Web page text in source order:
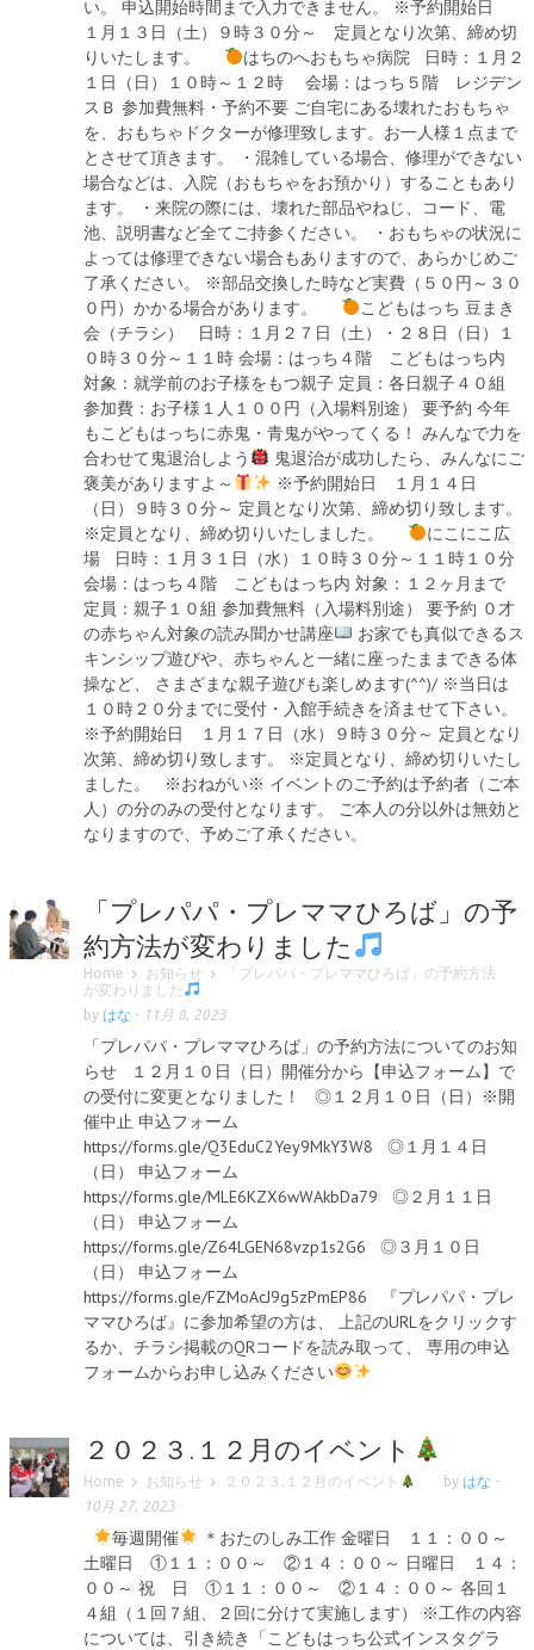
い。 申込開始時間まで入力できません。 ※予約開始日
１月１３日（土）９時３０分～ 定員となり次第、締め切
りいたします。
はちのへおもちゃ病院 日時：１月２
１日（日）１０時～１２時 会場：はっち５階 レジデン
スＢ 参加費無料・予約不要 ご自宅にある壊れたおもちゃ
を、おもちゃドクターが修理致します。お一人様１点まで
とさせて頂きます。 ・混雑している場合、修理ができない
場合などは、入院（おもちゃをお預かり）することもあり
ます。 ・来院の際には、壊れた部品やねじ、コード、電
池、説明書など全てご持参ください。 ・おもちゃの状況に
よっては修理できない場合もありますので、あらかじめご
了承ください。 ※部品交換した時など実費（５０円～３０
０円）かかる場合があります。
こどもはっち 豆まき
会（チラシ） 日時：１月２７日（土）・２８日（日）１
０時３０分～１１時 会場：はっち４階 こどもはっち内
対象：就学前のお子様をもつ親子 定員：各日親子４０組
参加費：お子様１人１００円（入場料別途） 要予約 今年
もこどもはっちに赤鬼・青鬼がやってくる！ みんなで力を
合わせて鬼退治しよう
鬼退治が成功したら、みんなにご
褒美がありますよ～
※予約開始日 １月１４日
（日）９時３０分～ 定員となり次第、締め切り致します。
※定員となり、締め切りいたしました。
にこにこ広
場 日時：１月３１日（水）１０時３０分～１１時１０分
会場：はっち４階 こどもはっち内 対象：１２ヶ月まで
定員：親子１０組 参加費無料（入場料別途） 要予約 ０才
の赤ちゃん対象の読み聞かせ講座
お家でも真似できるス
キンシップ遊びや、赤ちゃんと一緒に座ったままできる体
操など、 さまざまな親子遊びも楽しめます(^^)/ ※当日は
１０時２０分までに受付・入館手続きを済ませて下さい。
※予約開始日 １月１７日（水）９時３０分～ 定員となり
次第、締め切り致します。 ※定員となり、締め切りいたし
ました。 ※おねがい※ イベントのご予約は予約者（ご本
人）の分のみの受付となります。 ご本人の分以外は無効と
なりますので、予めご了承ください。
「プレパパ・プレママひろば」の予
約方法が変わりました
Home お知らせ
「プレパパ・プレママひろば」の予約方法
が変わりました
by はな - 11月 8, 2023
「プレパパ・プレママひろば」の予約方法についてのお知
らせ １２月１０日（日）開催分から【申込フォーム】で
の受付に変更となりました！ ◎１２月１０日（日）※開
催中止 申込フォーム
https://forms.gle/Q3EduC2Yey9MkY3W8 ◎１月１４日
（日） 申込フォーム
https://forms.gle/MLE6KZX6wWAkbDa79 ◎２月１１日
（日） 申込フォーム
https://forms.gle/Z64LGEN68vzp1s2G6 ◎３月１０日
（日） 申込フォーム
https://forms.gle/FZMoAcJ9g5zPmEP86 『プレパパ・プレ
ママひろば』に参加希望の方は、 上記のURLをクリックす
るか、チラシ掲載のQRコードを読み取って、 専用の申込
フォームからお申し込みください
２０２３.１２月のイベント
Home お知らせ ２０２３.１２月のイベント by はな -
10月 27, 2023
毎週開催
＊おたのしみ工作 金曜日 １１：００～
土曜日 ①１１：００～ ②１４：００～ 日曜日 １４：
００～ 祝 日 ①１１：００～ ②１４：００～ 各回１
４組（１回７組、２回に分けて実施します） ※工作の内容
については、引き続き「こどもはっち公式インスタグラ